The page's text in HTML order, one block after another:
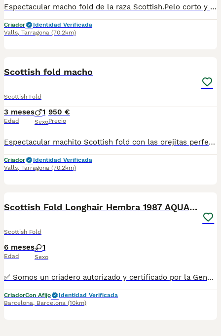
Espectacular macho fold de la raza Scottish.Pelo corto y bonito bicolor.Se entregará vacunado,desparasitado,revisión veterinario y cartilla sanitaria.Mas información por privado
Criador
Identidad Verificada
Valls, Tarragona (70.2km)
Scottish fold macho
Scottish Fold
3 meses
Edad
1
Sexo
950 €
Precio
Espectacular machito Scottish fold con las orejitas perfectamente dobladas.Color silver ns11.Muy cariñoso y sociable listo para reservar.Se entrega vacunado,desparasitado,revisión y cartilla sanitaria,posibilidad de pedigrí.
Criador
Identidad Verificada
Valls, Tarragona (70.2km)
Scottish Fold Longhair Hembra 1987 AQUANATURA
Scottish Fold
6 meses
Edad
1
Sexo
✅ Somos un criadero autorizado y certificado por la Generalitat de Catalunya bajo el número de Núcleo Zoológico G25/00314. PARA MÁS INFORMACIÓN: ☎️ 933095977 📱 685878504 / 674320847 💻 Más fotos y vídeos en nuestra web www.aquanatura.es 🚙 Hacemos envíos 📌 Calle Roger de Flor 45, muy cerca del Arc de Triomf de Barcelona, de Lunes a Sábados. Se entregan con sus vacunas, desparasitados interna y externamente, con microchip y su registro, cartilla sanitaria y contrato de garantías, documentación legal y factura.
CriadorCon Afijo
Identidad Verificada
Barcelona, Barcelona (10km)